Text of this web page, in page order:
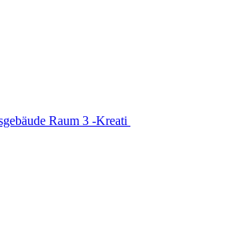
Raum 3 -Kreati